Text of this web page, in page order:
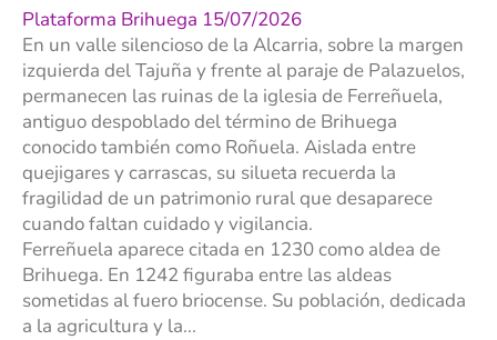
Plataforma Brihuega 15/07/2026
En un valle silencioso de la Alcarria, sobre la margen
izquierda del Tajuña y frente al paraje de Palazuelos,
permanecen las ruinas de la iglesia de Ferreñuela,
antiguo despoblado del término de Brihuega
conocido también como Roñuela. Aislada entre
quejigares y carrascas, su silueta recuerda la
fragilidad de un patrimonio rural que desaparece
cuando faltan cuidado y vigilancia.
Ferreñuela aparece citada en 1230 como aldea de
Brihuega. En 1242 figuraba entre las aldeas
sometidas al fuero briocense. Su población, dedicada
a la agricultura y la...